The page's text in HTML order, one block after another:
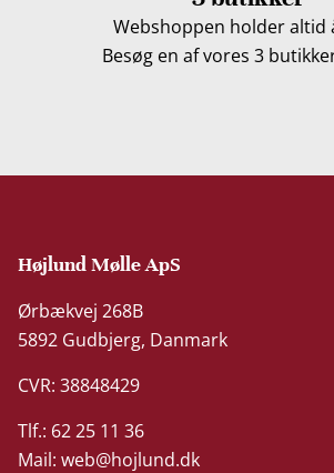
Webshoppen holder altid
Besøg en af vores 3
Højlund Mølle ApS
Ørbækvej 268B
5892 Gudbjerg, Danmark
CVR: 38848429
Tlf.: 62 25 11 36
Mail:web@hojlund.dk